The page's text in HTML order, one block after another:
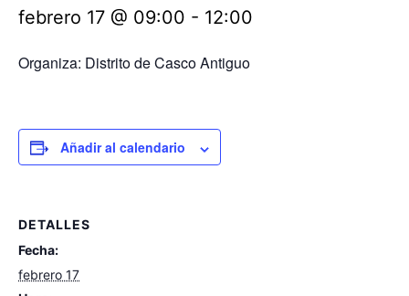
febrero 17 @ 09:00 - 12:00
Organiza: Distrito de Casco Antiguo
Añadir al calendario
DETALLES
Fecha:
febrero 17